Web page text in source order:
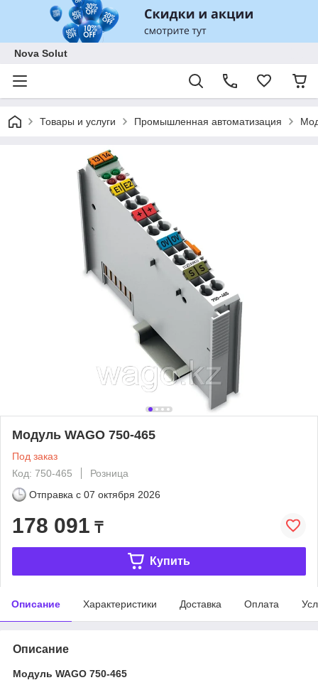
Nova Solut
Товары и услуги Промышленная автоматизация
Модуль WAGO 750-465
Под заказ
Код: 750-465
Розница
Отправка с 07 октября 2026
178 091 ₸
Купить
Описание Характеристики Доставка Оплата
Описание
Модуль WAGO 750-465